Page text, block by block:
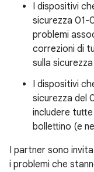
I dispositivi
sicurezza 01-
problemi
correzioni di
sulla
I dispositivi
sicurezza del
includere
bollettino (e
I partner sono
i problemi che